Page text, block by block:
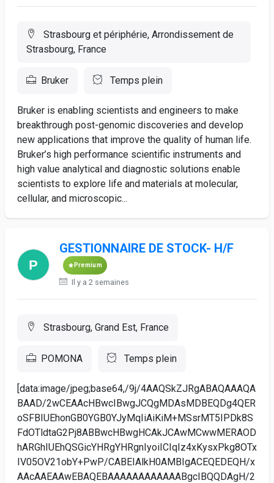
Strasbourg et périphérie, Arrondissement de
Strasbourg, France
Bruker Temps plein
Bruker is enabling scientists and engineers to make
breakthrough post-genomic discoveries and develop
new applications that improve the quality of human life.
Bruker’s high performance scientific instruments and
high value analytical and diagnostic solutions enable
scientists to explore life and materials at molecular,
cellular, and microscopic...
GESTIONNAIRE DE STOCK- H/F
Premium
Il y a 2 semaines
Strasbourg, Grand Est, France
POMONA Temps plein
[data:image/jpeg;base64,/9j/4AAQSkZJRgABAQAAAQA
BAAD/2wCEAAcHBwcIBwgJCQgMDAsMDBEQDg4QER
oSFBIUEhonGB0YGB0YJyMqIiAiKiM+MSsrMT5IPDk8S
FdOTldtaG2Pj8ABBwcHBwgHCAkJCAwMCwwMERAOD
hARGhIUEhQSGicYHRgYHRgnIyoiICIqIz4xKysxPkg8OTx
IV05OV21obY+PwP/CABEIAlkH0AMBIgACEQEDEQH/x
AAcAAEAAwEBAQEBAAAAAAAAAAAABgcIBQQDAgH/2